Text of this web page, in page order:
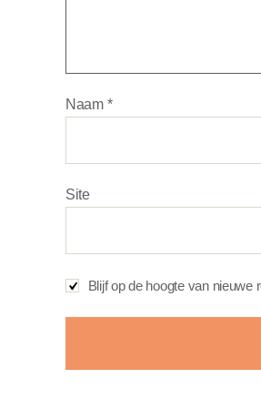
Naam *
Site
Blijf op de hoogte van nieuwe